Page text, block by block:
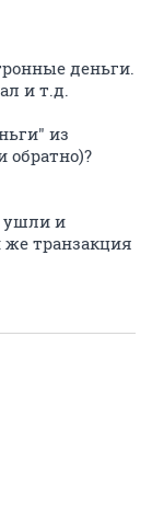
деньги.
и т.д.
из
обратно)?
ушли и
транзакция